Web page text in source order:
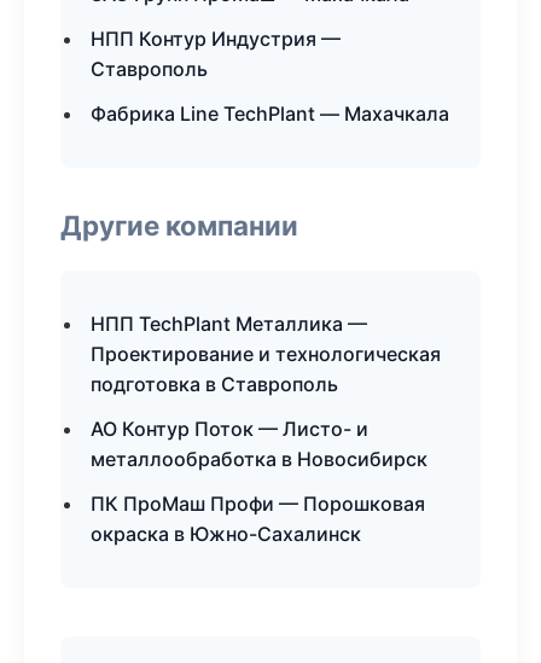
НПП Контур Индустрия —
Ставрополь
Фабрика Line TechPlant — Махачкала
Другие компании
НПП TechPlant Металлика —
Проектирование и технологическая
подготовка в Ставрополь
АО Контур Поток — Листо- и
металлообработка в Новосибирск
ПК ПроМаш Профи — Порошковая
окраска в Южно-Сахалинск